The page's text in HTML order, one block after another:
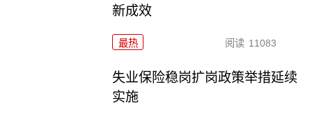
新成效
最热 阅读 11083
失业保险稳岗扩岗政策举措延续
实施